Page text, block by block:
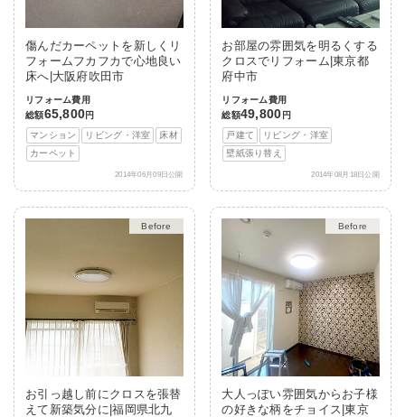
傷んだカーペットを新しくリ
フォームフカフカで心地良い
床へ|大阪府吹田市
リフォーム費用
総額65,800円
マンション
リビング・洋室
床材
カーペット
2014年06月09日公開
お部屋の雰囲気を明るくする
クロスでリフォーム|東京都
府中市
リフォーム費用
総額49,800 円
戸建て
リビング・洋室
壁紙張り替え
2014年08月18日公開
After
お引っ越し前にクロスを張替
えて新築気分に|福岡県北九
After
大人っぽい雰囲気からお子様
の好きな柄をチョイス|東京